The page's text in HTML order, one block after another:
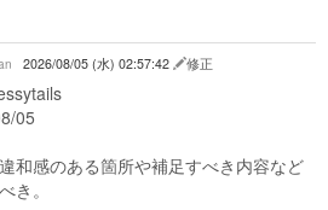
2026/08/05 (水) 02:57:42 修正
05
和感のある箇所や補足すべき内容など
き。